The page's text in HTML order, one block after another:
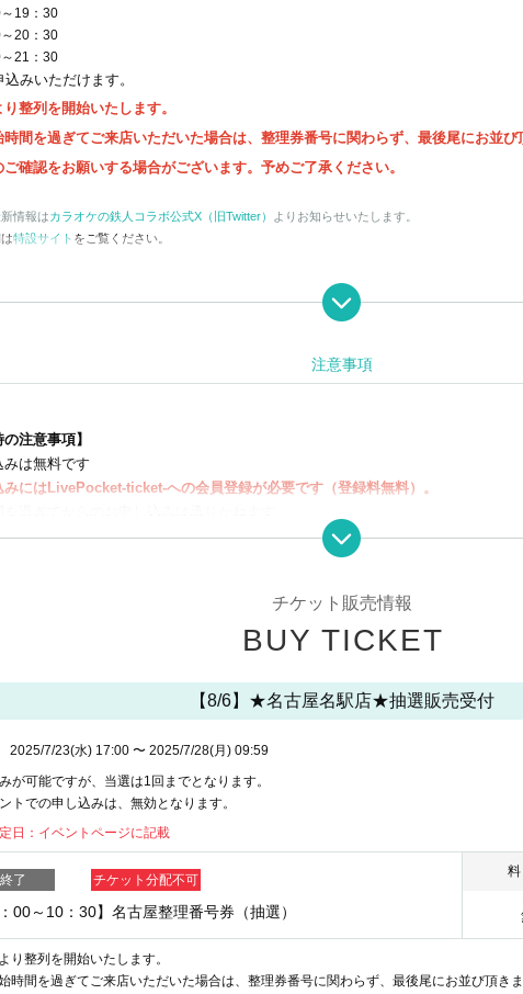
19：30
20：30
21：30
みいただけます。
整列を開始いたします。
間を過ぎてご来店いただいた場合は、整理券番号に関わらず、最後尾にお並び
確認をお願いする場合がございます。予めご了承ください。
情報はカラオケの鉄人コラボ公式X（旧Twitter）
よりお知らせいたします。
特設サイト をご覧ください。
注意事項
の注意事項】
みは無料です
みにはLivePocket-ticket-への会員登録が必要です（登録料無料）。
発表前は、マイページ内「申し込み状況・履歴」よりキャンセルが可能です。
称した重複申込が発覚した場合、全ての申し込みが無効となります。
利用のお客様も、グッズのご購入には抽選券が必要です。ルームご利用時間中に
の注意事項】
の都合上、ご当選後はいかなる場合も返金・キャンセル・日時の変更はいたしか
品のご購入を確約するものではございません。
注意事項】
カラオケの鉄人コラボミックス 名古屋名駅店
分前より店頭入口でお並びいただけます。スタッフの指示に従ってお待ちくださ
来店された場合、当日の状況によりご希望の飲食メニューの提供やグッズのご
外や該当の販売時間外での店頭への集合はご遠慮ください。
チケット販売情報
BUY TICKET
【8/6】★名古屋名駅店★抽選販売受付
2025/7/23(水) 17:00 〜 2025/7/28(月) 09:59
が可能ですが、当選は1回までとなります。
トでの申し込みは、無効となります。
日： イベントページに記載
了 チケット分配不可
00～10：30】名古屋整理番号券（抽選）
り整列を開始いたします。
時間を過ぎてご来店いただいた場合は、整理券番号に関わらず、最後尾にお並び頂きま